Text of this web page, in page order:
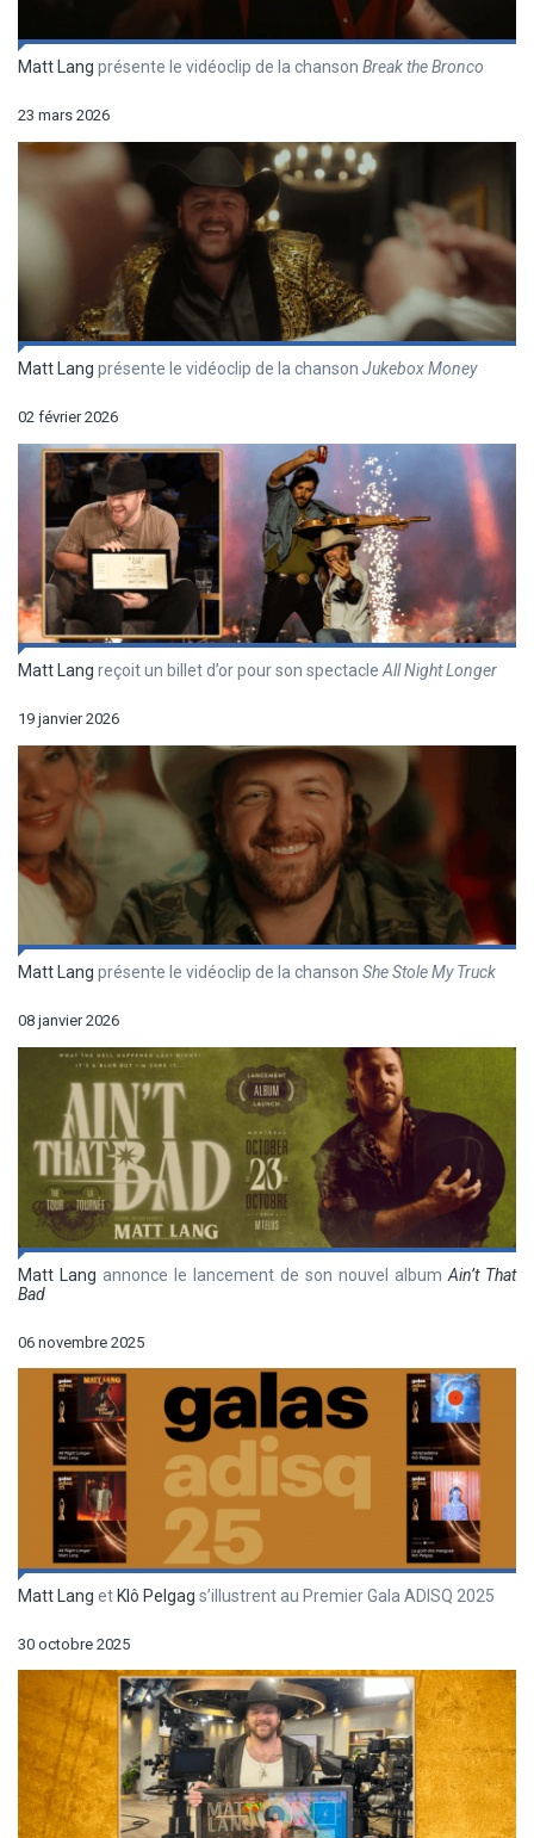
Matt Lang présente le vidéoclip de la chanson Break the Bronco
23 mars 2026
Matt Lang présente le vidéoclip de la chanson Jukebox Money
02 février 2026
Matt Lang reçoit un billet d’or pour son spectacleAll Night Longer
19 janvier 2026
Matt Lang présente le vidéoclip de la chanson She Stole My Truck
08 janvier 2026
Matt Lang annonce le lancement de son nouvel album Ain’t That
Bad
06 novembre 2025
Matt Lang et Klô Pelgag s’illustrent au Premier Gala ADISQ 2025
30 octobre 2025